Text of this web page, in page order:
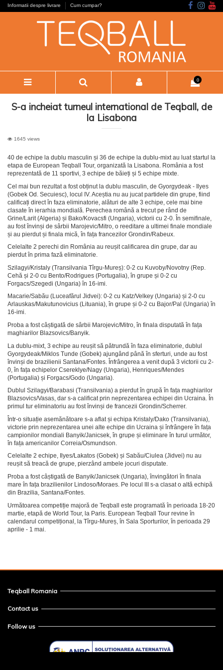
Informatii despre livrare Cum cumpar?
0
S-a incheiat turneul international de Teqball, de
la Lisabona
1645 views
40 de echipe la dublu masculin și 36 de echipe la dublu-mixt au luat startul la
etapa de European Teqball Tour, organizată la Lisabona. România a fost
reprezentată de 11 sportivi, 3 echipe de băieți și 5 echipe mixte.
Cel mai bun rezultat a fost obținut la dublu masculin, de Gyorgydeak - Ilyes
(Gobek Od. Secuiesc), locul IV. Aceștia nu au jucat partidele din grupe, fiind
calificați direct în faza eliminatorie, alături de alte 3 echipe, cele mai bine
clasate în ierarhia mondială. Perechea română a trecut pe rând de
Grine/Larit (Algeria) și Bako/Kovacsfi (Ungaria), victorii cu 2-0. În semifinale,
au fost învinși de sârbii Marojevic/Mitro, o reeditare a ultimei finale mondiale
și au pierdut și finala mică, în fața francezilor Grondin/Rabeux.
Celelalte 2 perechi din România au reușit calificarea din grupe, dar au
pierdut în prima fază eliminatorie.
Szilagyi/Kristaly (Transilvania Tîrgu-Mureș): 0-2 cu Kuvoby/Novotny (Rep.
Cehă și 2-0 cu Bento/Rodrigues (Portugalia), în grupe și 0-2 cu
Forgacs/Szegedi (Ungaria) în 16-imi.
Macarie/Sabău (Luceafărul Jidvei): 0-2 cu Katz/Velkey (Ungaria) și 2-0 cu
Arlauskas/Makutunovicius (Lituania), în grupe și 0-2 cu Bajor/Pal (Ungaria) în
16-imi.
Proba a fost câștigată de sârbii Marojevic/Mitro, în finala disputată în fața
maghiarilor Blazsovics/Banyik.
La dublu-mixt, 3 echipe au reușit să pătrundă în faza eliminatorie, dublul
Gyorgydeak/Miklos Tunde (Gobek) ajungând până în sferturi, unde au fost
învinși de brazilienii Santana/Fontes. Înfrângerea a venit după 3 victorii cu 2-
0, în fața echipelor Csereklye/Nagy (Ungaria), Henriques/Mendes
(Portugalia) și Forgacs/Godo (Ungaria).
Dublul Szilagyi/Barabasi (Transilvania) a pierdut în grupă în fața maghiarilor
Blazsovics/Vasas, dar s-a calificat prin neprezentarea echipei din Ucraina. În
primul tur eliminatoriu au fost învinși de francezii Grondin/Scherrer.
Într-o situație asemănătoare s-a aflat și echipa Kristaly/Dako (Transilvania),
victorie prin neprezentarea unei alte echipe din Ucraina și înfrângere în fața
campionilor mondiali Banyik/Janicsek, în grupe și eliminare în turul următor,
în fața americanilor Correia/Osmundson.
Celelalte 2 echipe, Ilyes/Lakatos (Gobek) și Sabău/Ciulea (Jidvei) nu au
reușit să treacă de grupe, pierzând ambele jocuri disputate.
Proba a fost câștigată de Banyik/Janicsek (Ungaria), învingători în finala
mare în fața brazilienilor Lindoso/Moraes. Pe locul III s-a clasat o altă echipă
din Brazilia, Santana/Fontes.
Următoarea competiție majoră de Teqball este programată în perioada 18-20
martie, etapă de World Tour, la Paris. European Teqball Tour revine în
calendarul competițional, la Tîrgu-Mureș, în Sala Sporturilor, în perioada 29
aprilie - 1 mai.
Teqball Romania
Contact us
Follow us